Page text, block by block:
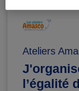
Ateliers
l’égalité